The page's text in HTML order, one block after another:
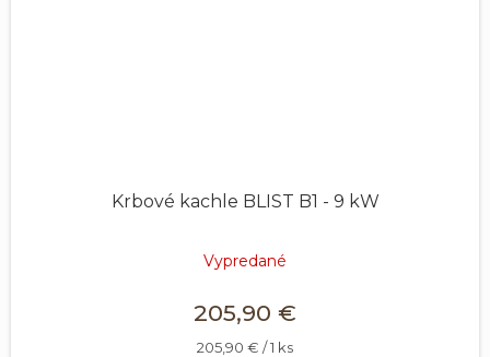
Krbové kachle BLIST B1 - 9 kW
Vypredané
205,90 €
Jednotková
205,90 € / 1 ks